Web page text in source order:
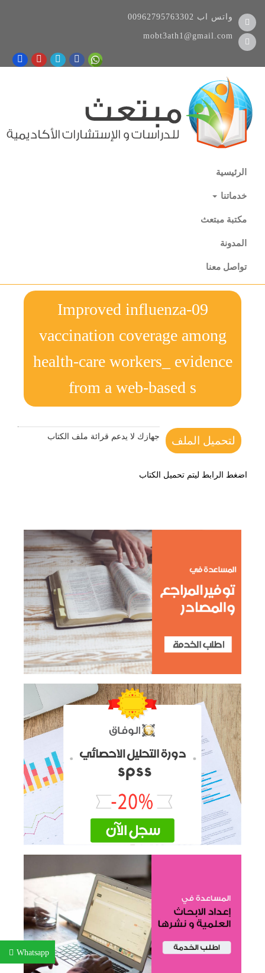
Whatsapp
00962795763302 واتس اب
mobt3ath1@gmail.com
الرئيسية
خدماتنا
مكتبة مبتعث
المدونة
تواصل معنا
09-Improved influenza
vaccination coverage among
health-care workers_ evidence
from a web-based s
لتحميل الملف جهازك لا يدعم قرائة ملف الكتاب
اضغط الرابط ليتم تحميل الكتاب